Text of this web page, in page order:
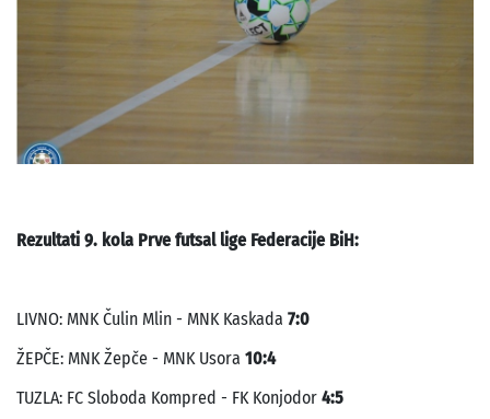
Rezultati 9. kola Prve futsal lige Federacije BiH:
LIVNO: MNK Čulin Mlin - MNK Kaskada 7:0
ŽEPČE: MNK Žepče - MNK Usora 10:4
TUZLA: FC Sloboda Kompred - FK Konjodor 4:5